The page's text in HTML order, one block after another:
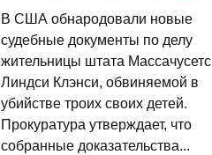
В США обнародовали новые
судебные документы по делу
жительницы штата Массачусетс
Линдси Клэнси, обвиняемой в
убийстве троих своих детей.
Прокуратура утверждает, что
собранные доказательства...